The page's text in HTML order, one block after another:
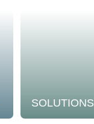
SOLUTIONS